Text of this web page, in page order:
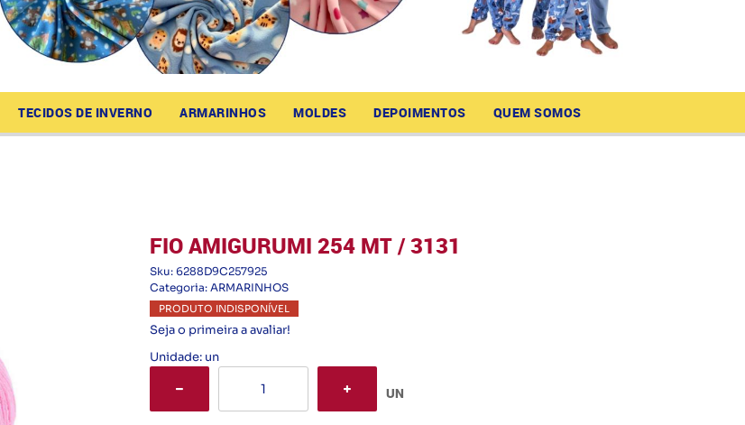
TECIDOS DE INVERNO ARMARINHOS MOLDES DEPOIMENTOS QUEM SOMOS
FIO AMIGURUMI 254 MT / 3131
Sku: 6288D9C257925
Categoria: ARMARINHOS
PRODUTO INDISPONÍVEL
Seja o primeira a avaliar!
Unidade: un
UN